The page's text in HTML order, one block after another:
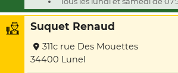
Suquet Renaud
311c rue Des Mouettes
34400 Lunel